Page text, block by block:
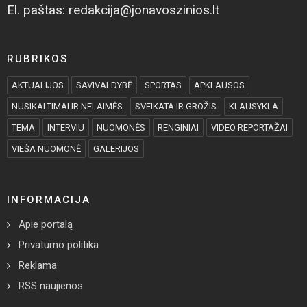
El. paštas: redakcija@jonavoszinios.lt
RUBRIKOS
AKTUALIJOS SAVIVALDYBĖ SPORTAS APKLAUSOS
NUSIKALTIMAI IR NELAIMĖS SVEIKATA IR GROŽIS KLAUSYKLA
TEMA INTERVIU NUOMONĖS RENGINIAI VIDEO REPORTAŽAI
VIEŠA NUOMONĖ GALERIJOS
INFORMACIJA
Apie portalą
Privatumo politika
Reklama
RSS naujienos